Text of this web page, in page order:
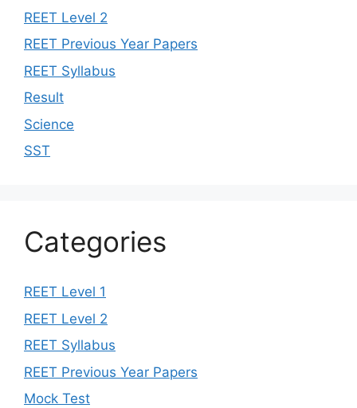
REET Level 2
REET Previous Year Papers
REET Syllabus
Result
Science
SST
Categories
REET Level 1
REET Level 2
REET Syllabus
REET Previous Year Papers
Mock Test